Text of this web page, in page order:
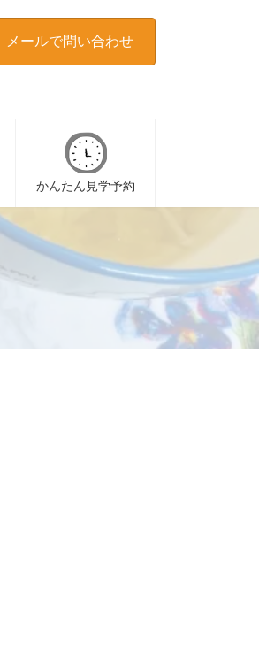
メールで問い合わせ
かんたん見学予約